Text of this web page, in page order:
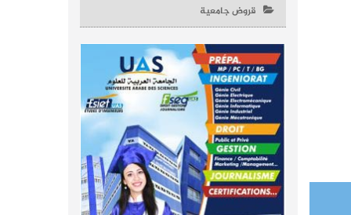
قروض جامعية